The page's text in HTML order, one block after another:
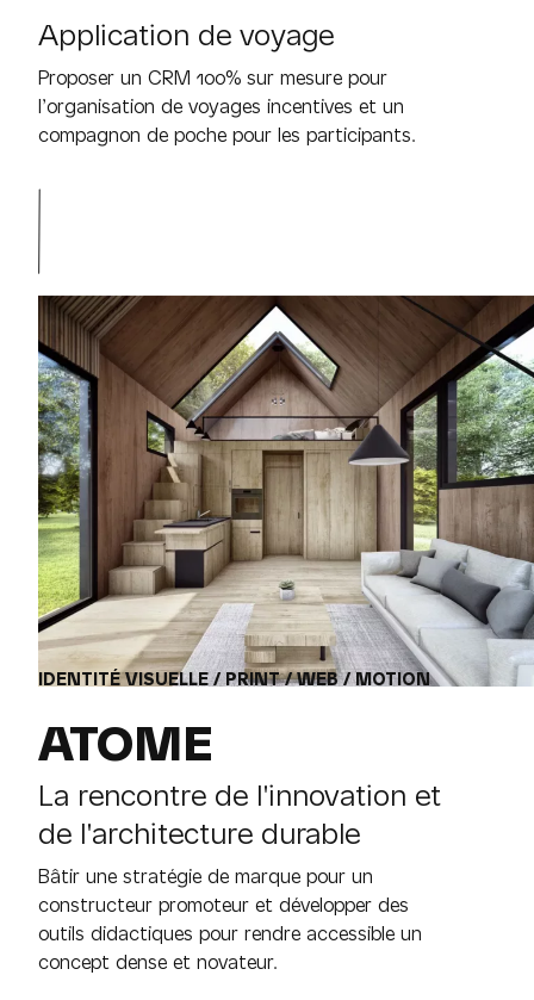
Application de voyage
Proposer un CRM 100% sur mesure pour
l’organisation de voyages incentives et un
compagnon de poche pour les participants.
IDENTITÉ VISUELLE / PRINT / WEB / MOTION
ATOME
La rencontre de l'innovation et
de l'architecture durable
Bâtir une stratégie de marque pour un
constructeur promoteur et développer des
outils didactiques pour rendre accessible un
concept dense et novateur.